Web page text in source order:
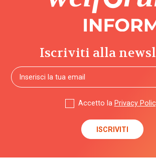
Iscriviti alla
Accetto la Privacy